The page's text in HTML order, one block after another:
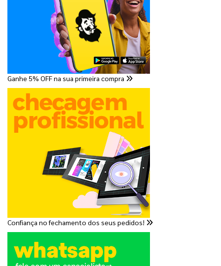
Ganhe 5% OFF na sua primeira compra
Confiança no fechamento dos seus pedidos!